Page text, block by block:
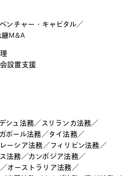
ンチャー・キャピタル／
M&A
設置支援
シュ法務／スリランカ法務／
ポール法務／タイ法務／
ーシア法務／フィリピン法務／
法務／カンボジア法務／
／オーストラリア法務／